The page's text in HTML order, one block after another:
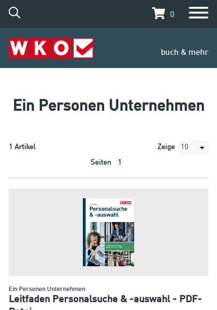
0
buch & mehr
Ein Personen Unternehmen
1 Artikel
Seiten 1
Zeige
Ein Personen Unternehmen
Leitfaden Personalsuche & -auswahl - PDF-